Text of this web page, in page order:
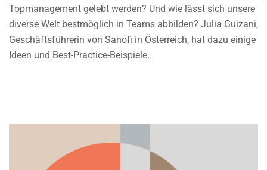
Topmanagement gelebt werden? Und wie lässt sich unsere
diverse Welt bestmöglich in Teams abbilden? Julia Guizani,
Geschäftsführerin von Sanofi in Österreich, hat dazu einige
Ideen und Best-Practice-Beispiele.